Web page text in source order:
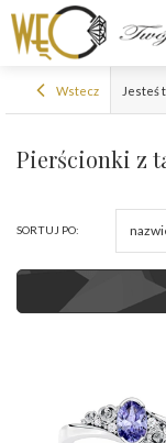
Wstecz Jesteś
Pierścionki z
SORTUJ PO: